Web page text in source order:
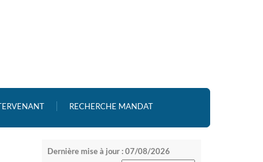
RECHERCHE MANDAT
Dernière mise à jour : 07/08/2026